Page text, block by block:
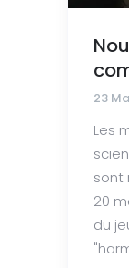
23
Les
sont
20
du